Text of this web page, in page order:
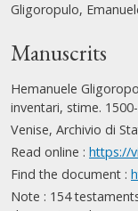
Gligoropulo,
Manuscrits
Hemanuele
inventari, stime.
Venise, Archivio di
Read online : https://
Find the document :
Note : 154